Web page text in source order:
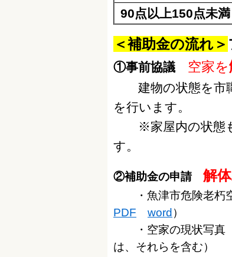
90点以上150点未満
＜補助金の流れ＞
①事前協議 空家を
建物の状態を市職
を行います。
※家屋内の状態も
す。
②補助金の申請 解
・魚津市危険老朽空
PDF
word ）
・ 空家の現状写
は、それらを含む）